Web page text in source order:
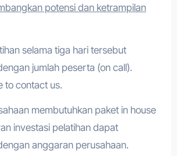
potensi dan ketrampilan
selama tiga hari tersebut
jumlah peserta (on call).
to contact us.
membutuhkan paket in house
investasi pelatihan dapat
anggaran perusahaan.